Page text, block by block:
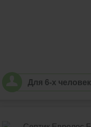
Для 6-х человек